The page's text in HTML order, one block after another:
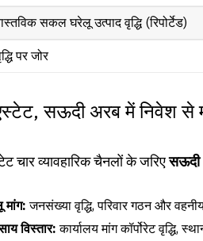
सकल घरेलू उत्पाद वृद्धि (रिपोर्टेड)
पर जोर
सऊदी अरब में निवेश से
चार व्यावहारिक चैनलों के जरिएसऊदी
मांग:जनसंख्या वृद्धि, परिवार गठन और
विस्तार:कार्यालय मांग कॉर्पोरेट वृद्धि,